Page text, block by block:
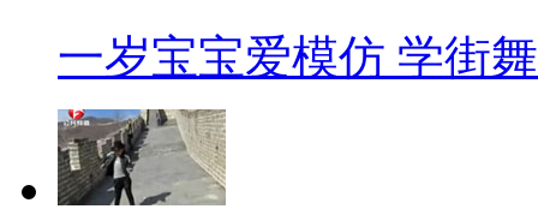
一岁宝宝爱模仿 学街